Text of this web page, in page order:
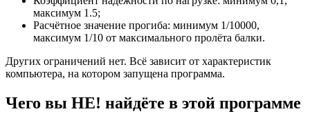
максимум 1.5;
Расчётное значение прогиба: минимум 1/10000,
максимум 1/10 от максимального пролёта балки.
Других ограничений нет. Всё зависит от характеристик
компьютера, на котором запущена программа.
Чего вы НЕ! найдёте в этой программе